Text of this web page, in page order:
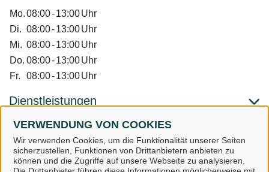
VERWENDUNG VON COOKIES
Wir verwenden Cookies, um die Funktionalität unserer Seiten
sicherzustellen, Funktionen von Drittanbietern anbieten zu
können und die Zugriffe auf unsere Webseite zu analysieren.
Mo.08:00-13:00Uhr
Di. 08:00-13:00Uhr
Mi. 08:00-13:00Uhr
Do. 08:00-13:00Uhr
Fr.
08:00-13:00Uhr
Dienstleistungen
Alle zugeordneten Einrichtungen